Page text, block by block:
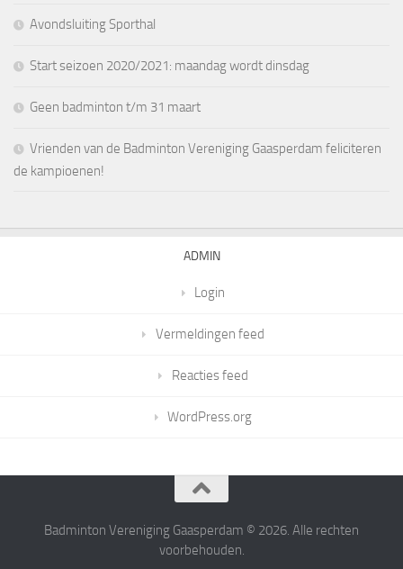
Avondsluiting Sporthal
Start seizoen 2020/2021: maandag wordt dinsdag
Geen badminton t/m 31 maart
Vrienden van de Badminton Vereniging Gaasperdam feliciteren
de kampioenen!
ADMIN
Login
Vermeldingen feed
Reacties feed
WordPress.org
Badminton Vereniging Gaasperdam © 2026. Alle rechten
voorbehouden.